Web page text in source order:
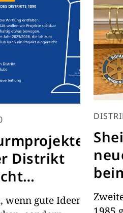
Distrikt
wenn gute Ideen